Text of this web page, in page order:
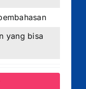
yang bisa